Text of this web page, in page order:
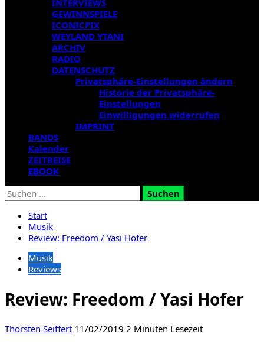
INTERVIEWS
GEWINNSPIELE
ICONICPIX
WEYLAND YTANI
ARCHIV
RADIO
DATENSCHUTZ
Privatsphäre-Einstellungen ändern
Historie der Privatsphäre-
Einstellungen
Einwilligungen widerrufen
IMPRINT
BANDS
Kalender
ZEITREISE
EBOOK
Suchen
nach:
Start
Musik
Review: Freedom / Yasi Hofer
Musik
Reviews
Review: Freedom / Yasi Hofer
Thorsten Seiffert 11/02/2019 2 Minuten Lesezeit